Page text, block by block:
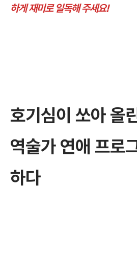
하게 재미로 일독해 주세요!
호기심이 쏘아 올
역술가 연애 프로
하다